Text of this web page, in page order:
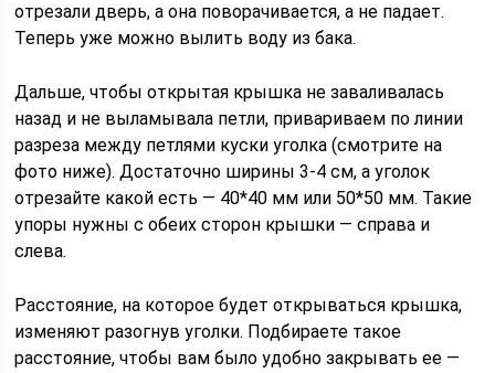
отрезали дверь, а она поворачивается, а не падает.
Теперь уже можно вылить воду из бака.
Дальше, чтобы открытая крышка не заваливалась
назад и не выламывала петли, привариваем по линии
разреза между петлями куски уголка (смотрите на
фото ниже). Достаточно ширины 3-4 см, а уголок
отрезайте какой есть — 40*40 мм или 50*50 мм. Такие
упоры нужны с обеих сторон крышки — справа и
слева.
Расстояние, на которое будет открываться крышка,
изменяют разогнув уголки. Подбираете такое
расстояние, чтобы вам было удобно закрывать ее —